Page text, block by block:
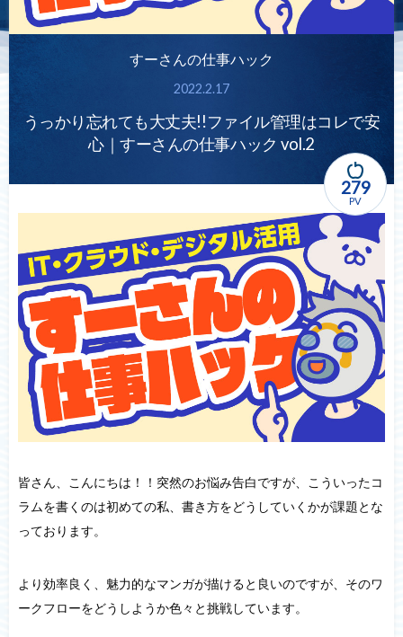
すーさんの仕事ハック
2022.2.17
うっかり忘れても大丈夫!!ファイル管理はコレで安
心｜すーさんの仕事ハック vol.2
279
PV
皆さん、こんにちは！！突然のお悩み告白ですが、こういったコ
ラムを書くのは初めての私、書き方をどうしていくかが課題とな
っております。
より効率良く、魅力的なマンガが描けると良いのですが、そのワ
ークフローをどうしようか色々と挑戦しています。